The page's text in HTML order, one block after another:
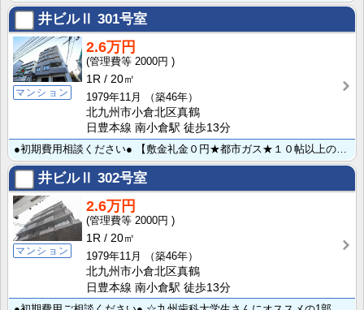
井ビルⅡ 301号室
マンション
2.6万円
2000円
1R
20㎡
1979年11月
（築46年）
北九州市小倉北区真鶴
日豊本線 南小倉駅 徒歩13分
●初期費用相談ください● 【敷金礼金０円★都市ガス★１０帖以上の広めのワンルーム】 トイレ風呂別マン･･･
井ビルⅡ 302号室
マンション
2.6万円
2000円
1R
20㎡
1979年11月
（築46年）
北九州市小倉北区真鶴
日豊本線 南小倉駅 徒歩13分